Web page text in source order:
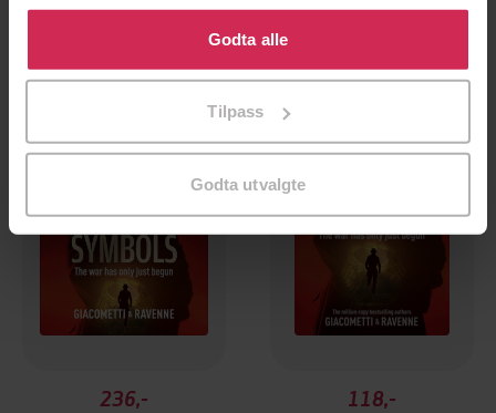
Klikk på «Godta alle» for å gi oss ditt samtykke til å
bruke cookies for alle disse formålene. Du kan også
tilpasse ditt samtykke til spesifikke formål ved å klikke
Godta alle
Tilpass
Godta utvalgte
236,-
118,-